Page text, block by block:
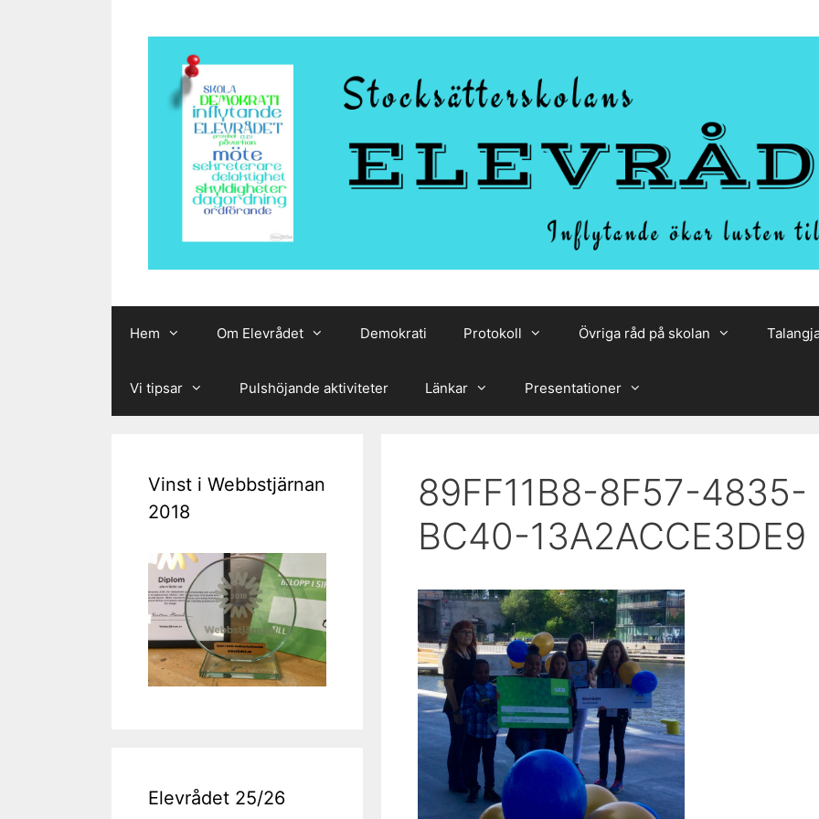
Hem Om Elevrådet Demokrati Protokoll Övriga råd på skolan
Vi tipsar Pulshöjande aktiviteter Länkar Presentationer
89FF11B8-8F57-4835-
BC40-13A2ACCE3DE9
Vinst i Webbstjärnan
2018
Elevrådet 25/26